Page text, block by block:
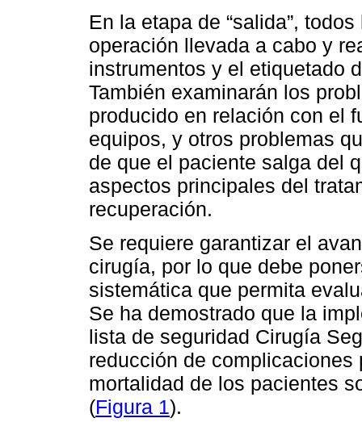
En la etapa de “salida”,
operación llevada a cabo y
instrumentos y el etiquetado
También examinarán los
producido en relación con el
equipos, y otros problemas
de que el paciente salga del
aspectos principales del
recuperación.
Se requiere garantizar el
cirugía, por lo que debe
sistemática que permita
Se ha demostrado que la
lista de seguridad Cirugía
reducción de
mortalidad de los pacientes
(Figura 1).